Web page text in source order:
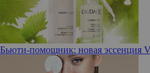
Бьюти-помощник: новая эссенция